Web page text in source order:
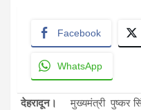
Facebook
WhatsApp
देहरादून।
मुख्यमंत्री पुष्कर